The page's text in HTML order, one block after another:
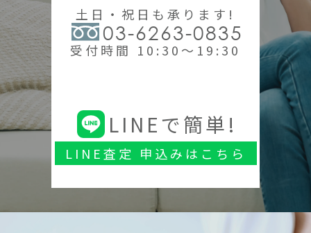
土日・祝日も承ります!
03-6263-0835
受付時間 10:30～19:30
LINEで簡単!
LINE査定 申込みはこちら